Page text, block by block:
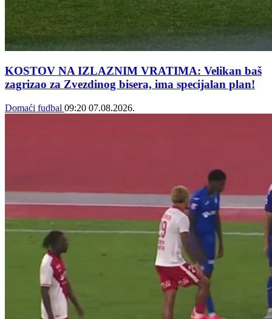
KOSTOV NA IZLAZNIM VRATIMA: Velikan baš
zagrizao za Zvezdinog bisera, ima specijalan plan!
Domaći fudbal 09:20 07.08.2026.